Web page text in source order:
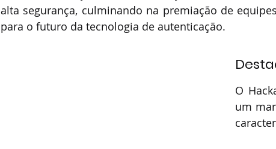
alta segurança, culminando na premiação de
para o futuro da tecnologia de autenticação.
O
um